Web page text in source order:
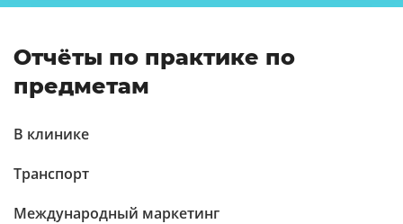
Отчёты по практике по
предметам
В клинике
Транспорт
Международный маркетинг